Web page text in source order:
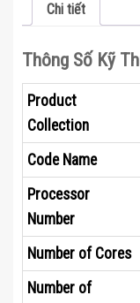
Chi tiết
Thông Số Kỹ
Product
Collection
Code Name
Processor
Number
Number of Cores
Number of